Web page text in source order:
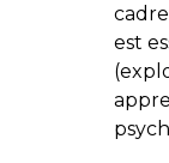
est